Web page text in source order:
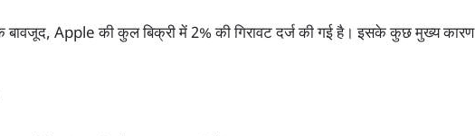
बावजूद, Apple की कुल बिक्री में 2% की गिरावट दर्ज की गई है। इसके कुछ मुख्य कारण